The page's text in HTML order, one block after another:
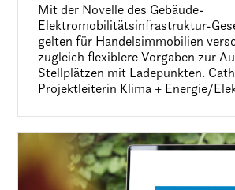
Mit der Novelle des Gebäude-
Elektromobilitätsinfrastruktur-
gelten für Handelsimmobilien
zugleich flexiblere Vorgaben zur
Stellplätzen mit Ladepunkten.
Projektleiterin Klima + Energie/